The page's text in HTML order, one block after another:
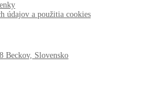
údajov a použitia cookies
Beckov, Slovensko